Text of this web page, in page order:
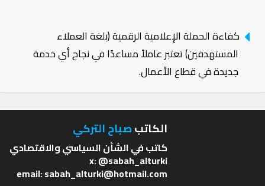
كفاءة الحملة الإعلامية الرقمية (بلغة العملاء
المستهدفين) تعتبر عاملاً مساعدًا في نجاح أي خدمة
جديدة في قطاع الأعمال.
الكاتبصباح التركي
email: sabah_alturki@hotmail.com